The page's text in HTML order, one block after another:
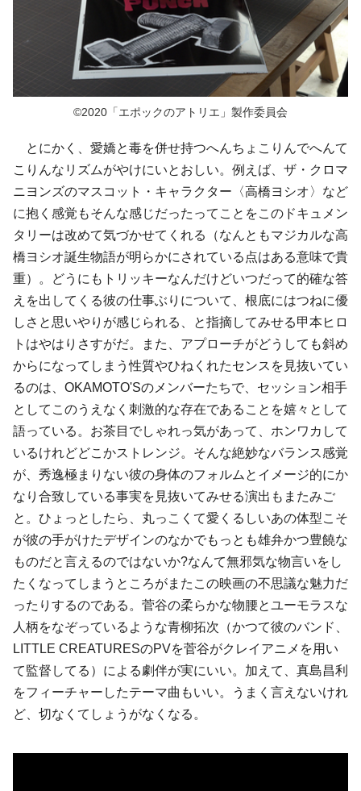
©2020「エポックのアトリエ」製作委員会
とにかく、愛嬌と毒を併せ持つへんちょこりんでへんて
こりんなリズムがやけにいとおしい。例えば、ザ・クロマ
ニヨンズのマスコット・キャラクター〈高橋ヨシオ〉など
に抱く感覚もそんな感じだったってことをこのドキュメン
タリーは改めて気づかせてくれる（なんともマジカルな高
橋ヨシオ誕生物語が明らかにされている点はある意味で貴
重）。どうにもトリッキーなんだけどいつだって的確な答
えを出してくる彼の仕事ぶりについて、根底にはつねに優
しさと思いやりが感じられる、と指摘してみせる甲本ヒロ
トはやはりさすがだ。また、アプローチがどうしても斜め
からになってしまう性質やひねくれたセンスを見抜いてい
るのは、OKAMOTO'Sのメンバーたちで、セッション相手
としてこのうえなく刺激的な存在であることを嬉々として
語っている。お茶目でしゃれっ気があって、ホンワカして
いるけれどどこかストレンジ。そんな絶妙なバランス感覚
が、秀逸極まりない彼の身体のフォルムとイメージ的にか
なり合致している事実を見抜いてみせる演出もまたみご
と。ひょっとしたら、丸っこくて愛くるしいあの体型こそ
が彼の手がけたデザインのなかでもっとも雄弁かつ豊饒な
ものだと言えるのではないか?なんて無邪気な物言いをし
たくなってしまうところがまたこの映画の不思議な魅力だ
ったりするのである。菅谷の柔らかな物腰とユーモラスな
人柄をなぞっているような青柳拓次（かつて彼のバンド、
LITTLE CREATURESのPVを菅谷がクレイアニメを用い
て監督してる）による劇伴が実にいい。加えて、真島昌利
をフィーチャーしたテーマ曲もいい。うまく言えないけれ
ど、切なくてしょうがなくなる。